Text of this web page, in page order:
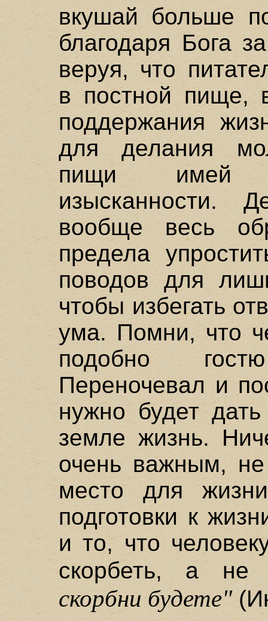
вкушай больше
благодаря Бога
веруя, что
в постной пище,
поддержания
для делания
пищи имей
изысканности.
вообще весь
предела
поводов для
чтобы избегать
ума. Помни, что
подобно
Переночевал и
нужно будет
земле жизнь.
очень важным,
место для
подготовки к
и то, что
скорбеть, а не
скорбни будете"